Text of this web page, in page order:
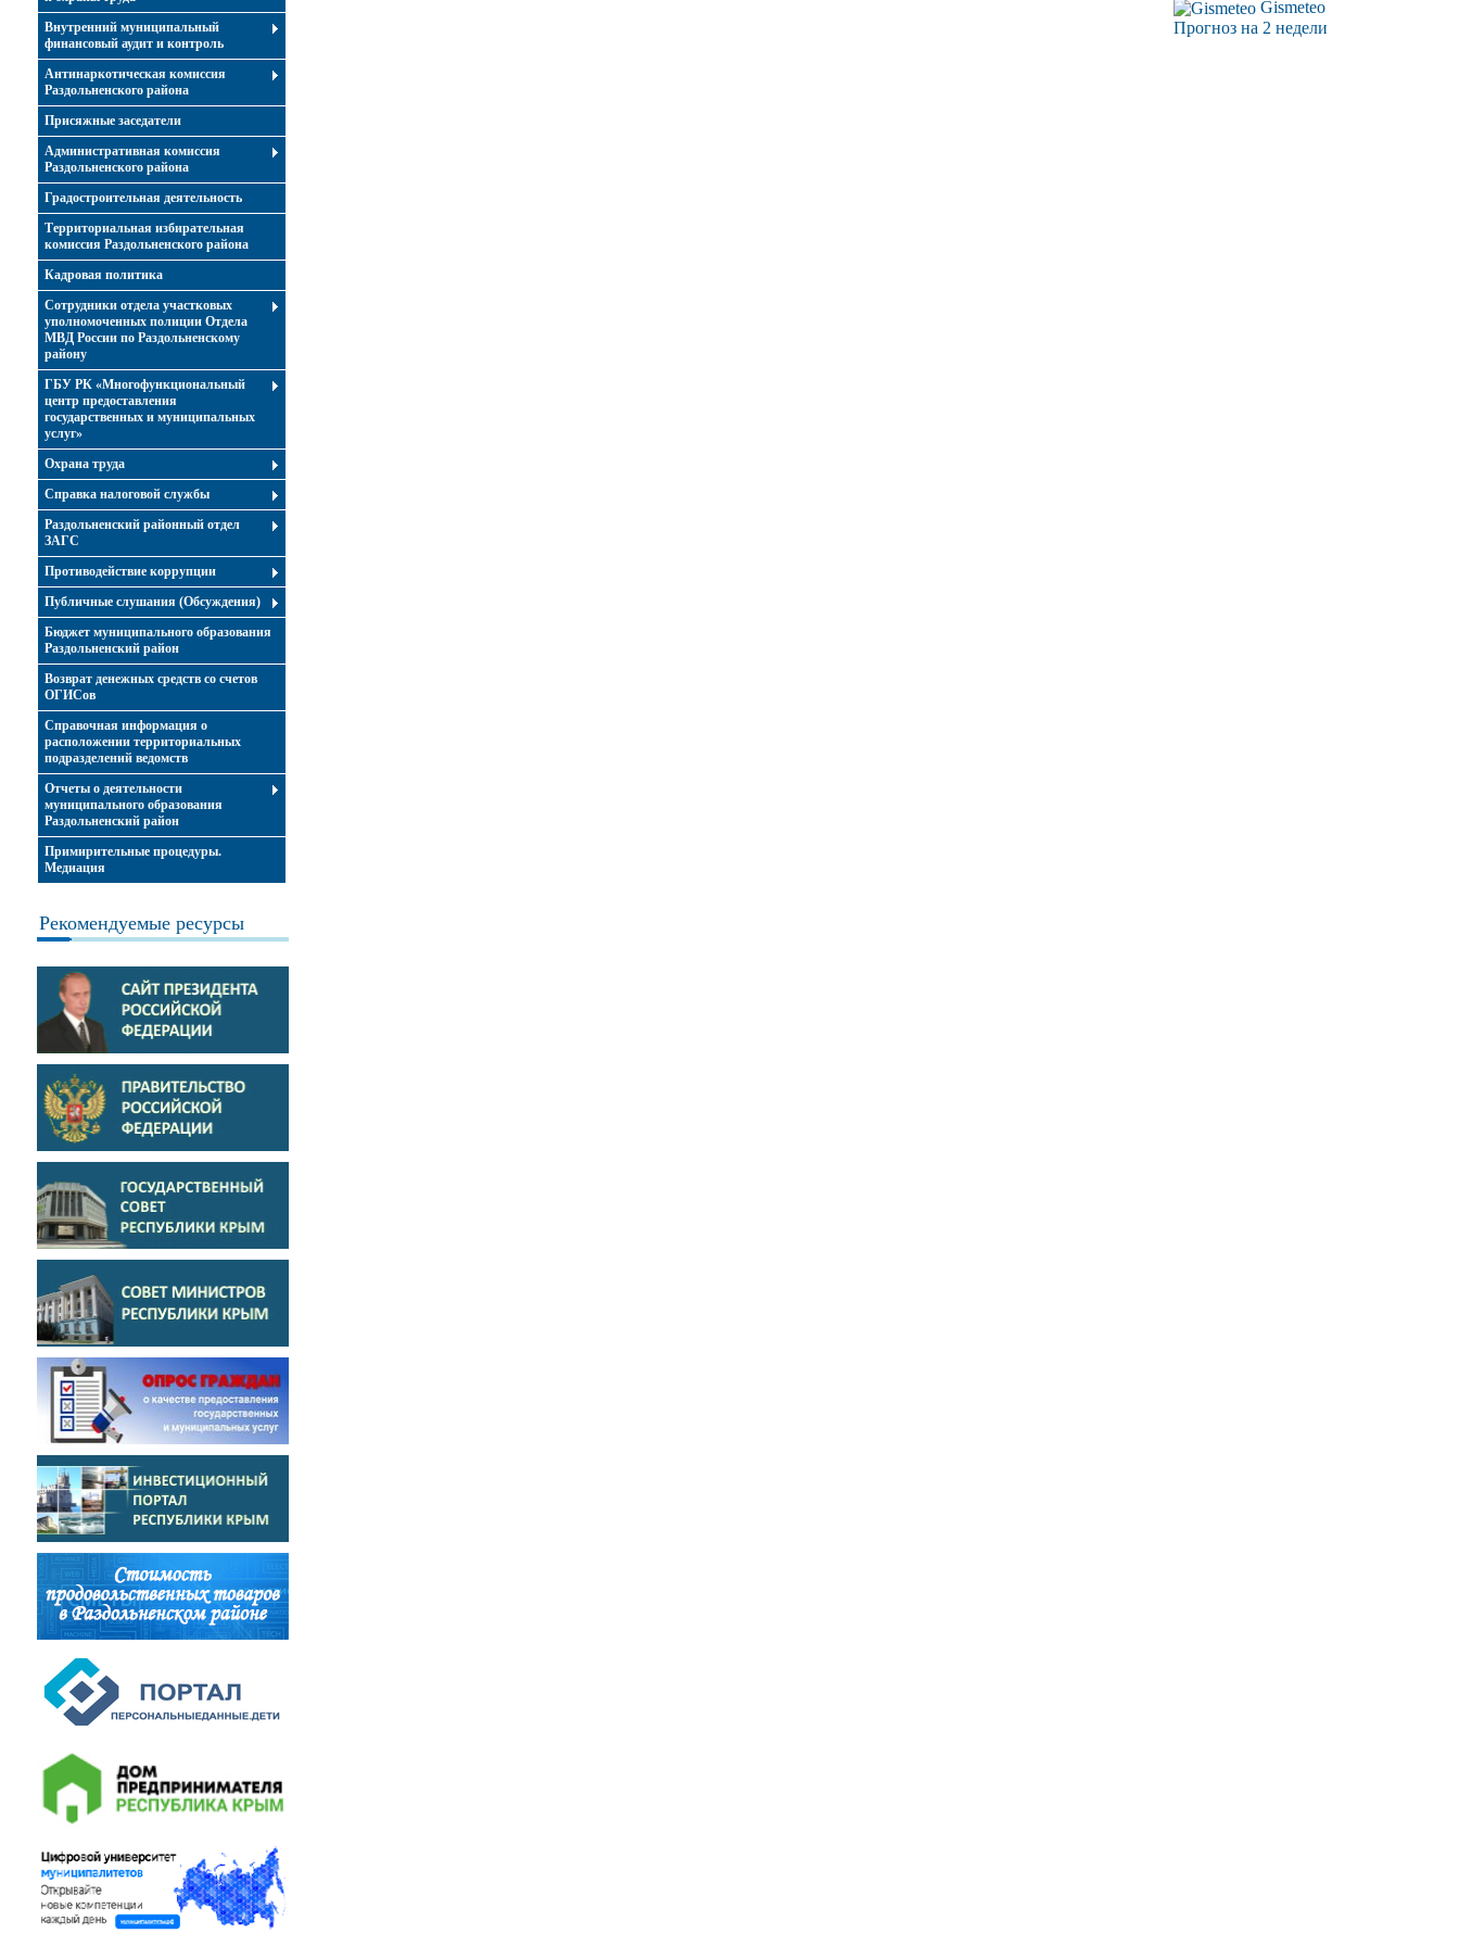
Внутренний муниципальный
финансовый аудит и контроль
Антинаркотическая комиссия
Раздольненского района
Присяжные заседатели
Административная комиссия
Раздольненского района
Градостроительная деятельность
Территориальная избирательная
комиссия Раздольненского района
Кадровая политика
Сотрудники отдела участковых
уполномоченных полиции Отдела
МВД России по Раздольненскому
району
ГБУ РК «Многофункциональный
центр предоставления
государственных и муниципальных
услуг»
Охрана труда
Справка налоговой службы
Раздольненский районный отдел
ЗАГС
Противодействие коррупции
Публичные слушания (Обсуждения)
Бюджет муниципального образования
Раздольненский район
Возврат денежных средств со счетов
ОГИСов
Справочная информация о
расположении территориальных
подразделений ведомств
Отчеты о деятельности
муниципального образования
Раздольненский район
Примирительные процедуры.
Медиация
Рекомендуемые ресурсы
Gismeteo
Прогноз на 2 недели